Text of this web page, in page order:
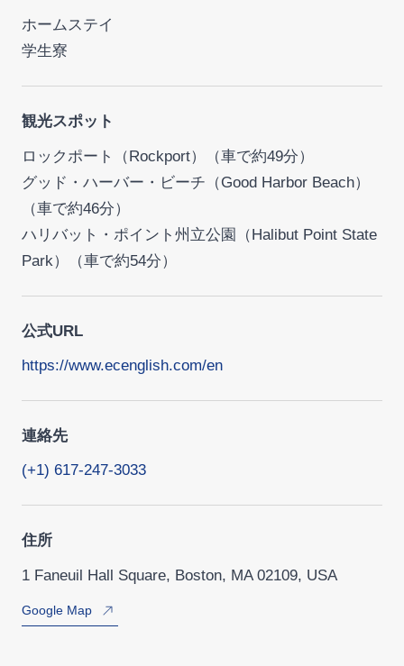
ホームステイ
学生寮
観光スポット
ロックポート（Rockport）（車で約49分）
グッド・ハーバー・ビーチ（Good Harbor Beach）
（車で約46分）
ハリバット・ポイント州立公園（Halibut Point State
Park）（車で約54分）
公式URL
https://www.ecenglish.com/en
連絡先
(+1) 617-247-3033
住所
1 Faneuil Hall Square, Boston, MA 02109, USA
Google Map